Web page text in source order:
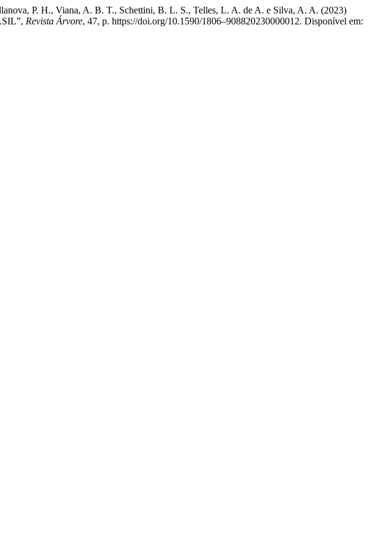
P. H., Viana, A. B. T., Schettini, B. L. S., Telles, L. A. de A. e Silva, A. A. (2023)
Revista Árvore, 47, p. https://doi.org/10.1590/1806–908820230000012. Disponível em: